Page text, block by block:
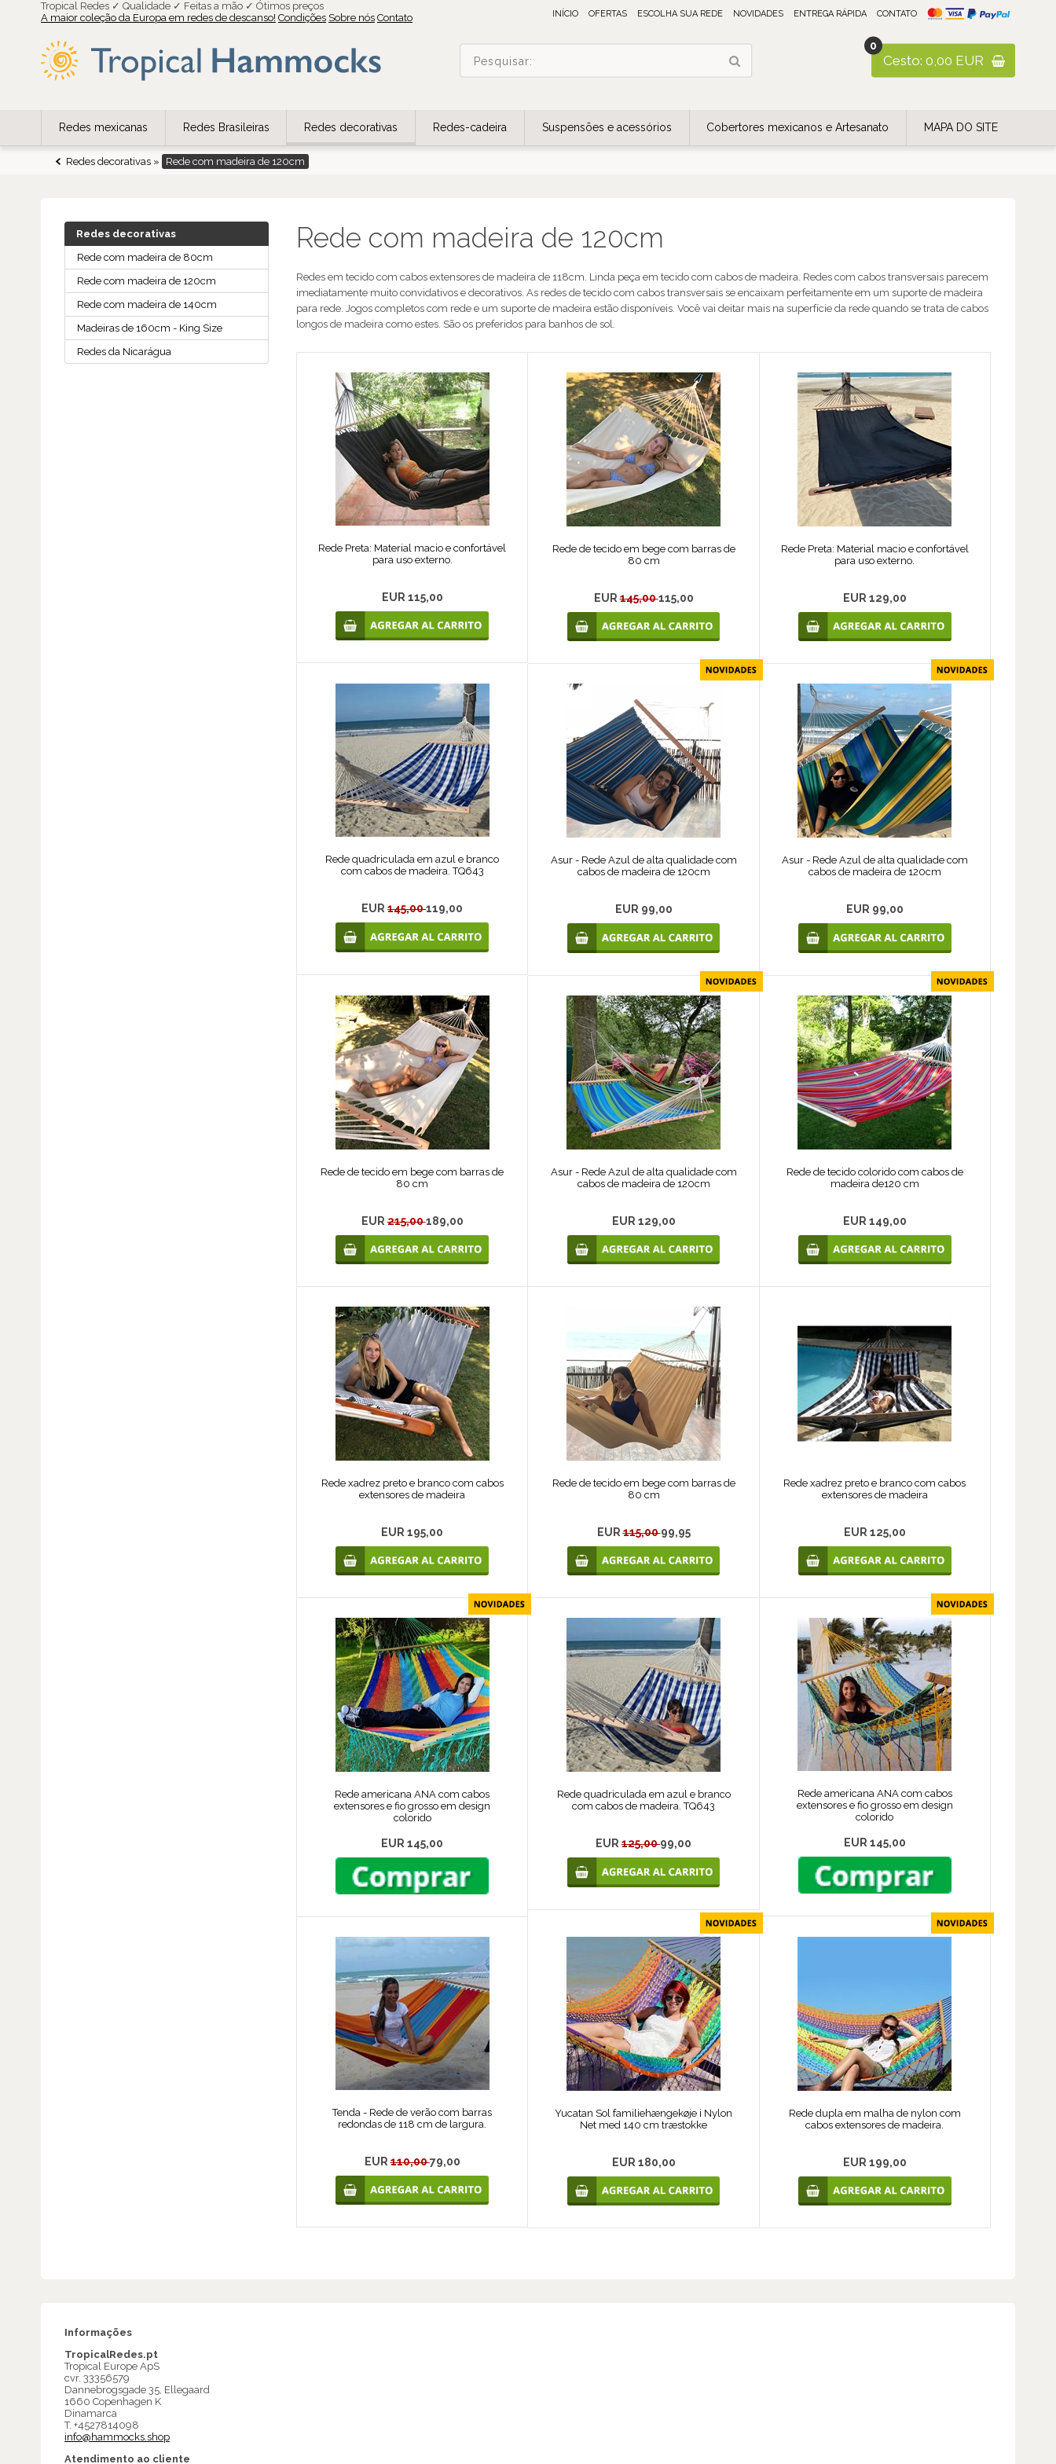
Tropical Redes ✓ Qualidade ✓ Feitas a mão ✓ Ótimos preços
A maior coleção da Europa em redes de descanso! Condições Sobre nós Contato
0
Cesto: 0,00 EUR
INÍCIO OFERTAS ESCOLHA SUA REDE NOVIDADES ENTREGA RÁPIDA CONTATO
Redes mexicanas Redes Brasileiras Redes decorativas Redes-cadeira Suspensões e acessórios Cobertores mexicanos e Artesanato MAPA DO SITE
Redes decorativas » Rede com madeira de 120cm
Redes decorativas
Rede com madeira de 80cm
Rede com madeira de 120cm
Rede com madeira de 140cm
Madeiras de 160cm - King Size
Redes da Nicarágua
Rede com madeira de 120cm
Redes em tecido com cabos extensores de madeira de 118cm. Linda peça em tecido com cabos de madeira. Redes com cabos transversais parecem
imediatamente muito convidativos e decorativos. As redes de tecido com cabos transversais se encaixam perfeitamente em um suporte de madeira
para rede. Jogos completos com rede e um suporte de madeira estão disponíveis. Você vai deitar mais na superfície da rede quando se trata de cabos
longos de madeira como estes. São os preferidos para banhos de sol.
Rede Preta: Material macio e confortável
para uso externo.
EUR 115,00
Rede de tecido em bege com barras de
80 cm
EUR145,00115,00
Rede Preta: Material macio e confortável
para uso externo.
EUR 129,00
Rede quadriculada em azul e branco
com cabos de madeira. TQ643
EUR145,00119,00
Asur - Rede Azul de alta qualidade com
cabos de madeira de 120cm
EUR 99,00
Asur - Rede Azul de alta qualidade com
cabos de madeira de 120cm
EUR 99,00
Rede de tecido em bege com barras de
80 cm
EUR215,00189,00
Asur - Rede Azul de alta qualidade com
cabos de madeira de 120cm
EUR 129,00
Rede de tecido colorido com cabos de
madeira de120 cm
EUR 149,00
Rede xadrez preto e branco com cabos
extensores de madeira
EUR 195,00
Rede de tecido em bege com barras de
80 cm
EUR115,0099,95
Rede xadrez preto e branco com cabos
extensores de madeira
EUR 125,00
Rede americana ANA com cabos
extensores e fio grosso em design
colorido
EUR 145,00
Rede quadriculada em azul e branco
com cabos de madeira. TQ643
EUR125,0099,00
Rede americana ANA com cabos
extensores e fio grosso em design
colorido
EUR 145,00
Tenda - Rede de verão com barras
redondas de 118 cm de largura.
EUR110,0079,00
Yucatan Sol familiehængekøje i Nylon
Net med 140 cm træstokke
EUR 180,00
Rede dupla em malha de nylon com
cabos extensores de madeira.
EUR 199,00
Informações
TropicalRedes.pt
Tropical Europe ApS
cvr. 33356579
Dannebrogsgade 35, Ellegaard
1660 Copenhagen K
Dinamarca
T. +4527814098
info@hammocks.shop
Atendimento ao cliente